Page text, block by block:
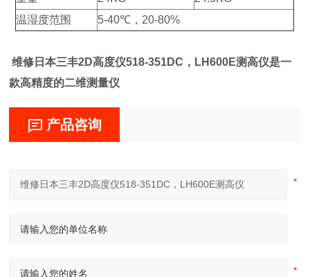
温湿度范围
5-40℃，20-80%
维修 日本三丰2D高度仪518-351DC，LH600E测高仪是一
款高精度的二维测量仪
产品咨询